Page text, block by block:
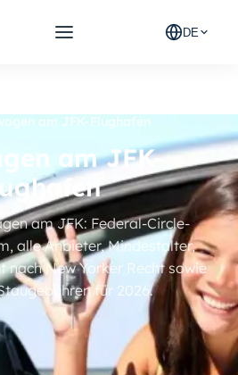
DE
am JFK-Flughafen
am JFK-
am JFK: Federal-Circle-
alle Anbieter, Mindestalter,
nach New Yorker Recht sowie
für 2026.